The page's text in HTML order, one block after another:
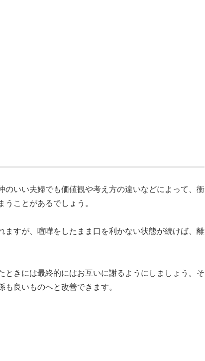
のいい夫婦でも価値観や考え方の違いなどによって、衝
ことがあるでしょう。
ますが、喧嘩をしたまま口を利かない状態が続けば、離
ときには最終的にはお互いに謝るようにしましょう。そ
も良いものへと改善できます。